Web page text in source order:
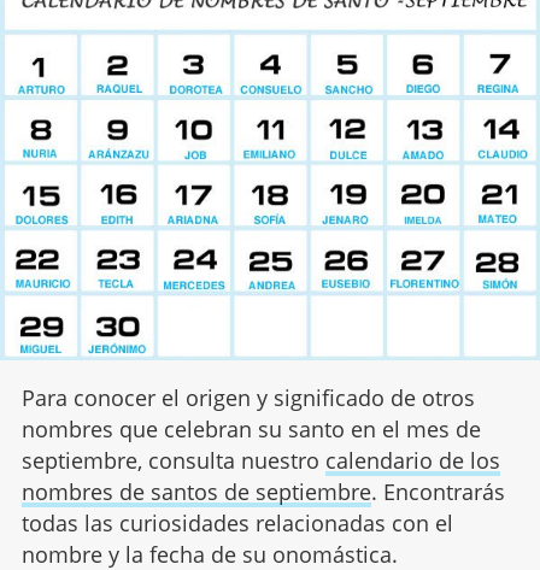
Para conocer el origen y significado de otros
nombres que celebran su santo en el mes de
septiembre, consulta nuestro calendario de los
nombres de santos de septiembre. Encontrarás
todas las curiosidades relacionadas con el
nombre y la fecha de su onomástica.